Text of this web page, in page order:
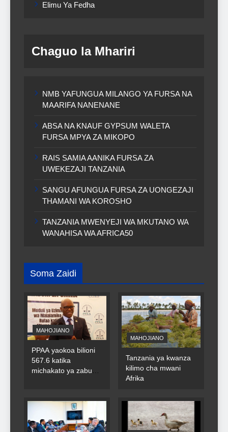
Elimu Ya Fedha
Chaguo la Mhariri
NMB YAFUNGUA MILANGO YA FURSA NA
MAARIFA NANENANE
ABSA NA KNAUF GYPSUM WALETA
FURSA MPYA ZA MIKOPO
RAIS SAMIA AANIKA FURSA ZA
UWEKEZAJI TANZANIA
SANGU AFUNGUA FURSA ZA UONGEZAJI
THAMANI WA KOROSHO
TANZANIA MWENYEJI WA MKUTANO WA
WANAHISA WA AFRICA50
Soma Zaidi
MAHOJIANO
PPAA yaokoa bilioni
567.6 katika
michakato ya zabuni
MAHOJIANO
Tanzania ya kwanza
kilimo cha mwani
Afrika